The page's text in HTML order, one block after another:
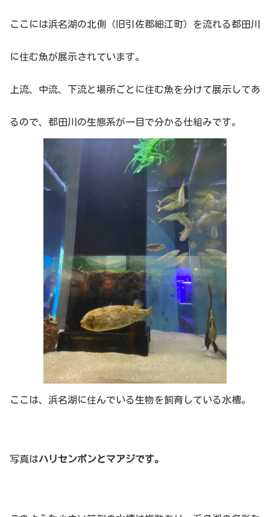
ここには浜名湖の北側（旧引佐郡細江町）を流れる都田川
に住む魚が展示されています。
上流、中流、下流と場所ごとに住む魚を分けて展示してあ
るので、都田川の生態系が一目で分かる仕組みです。
ここは、浜名湖に住んでいる生物を飼育している水槽。
写真はハリセンボンとマアジです。